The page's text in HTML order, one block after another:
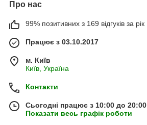
Про нас
99% позитивних з 169 відгуків за рік
Працює з 03.10.2017
м. Київ
Київ, Україна
Контакти
Сьогодні працює з 10:00 до 20:00
Показати весь графік роботи